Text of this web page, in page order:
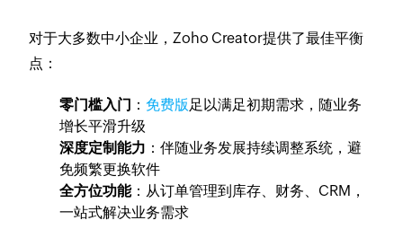
对于大多数中小企业，Zoho Creator提供了最佳平衡
点：
零门槛入门 ： 免费版足以满足初期需求，随业务
增长平滑升级
深度定制能力 ：伴随业务发展持续调整系统，避
免频繁更换软件
全方位功能：从订单管理到库存、财务、CRM，
一站式解决业务需求